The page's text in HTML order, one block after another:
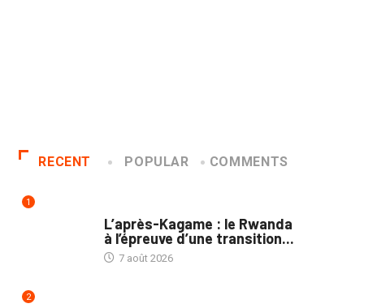
RECENT POPULAR COMMENTS
1
L’après-Kagame : le Rwanda
à l’épreuve d’une transition...
7 août 2026
2